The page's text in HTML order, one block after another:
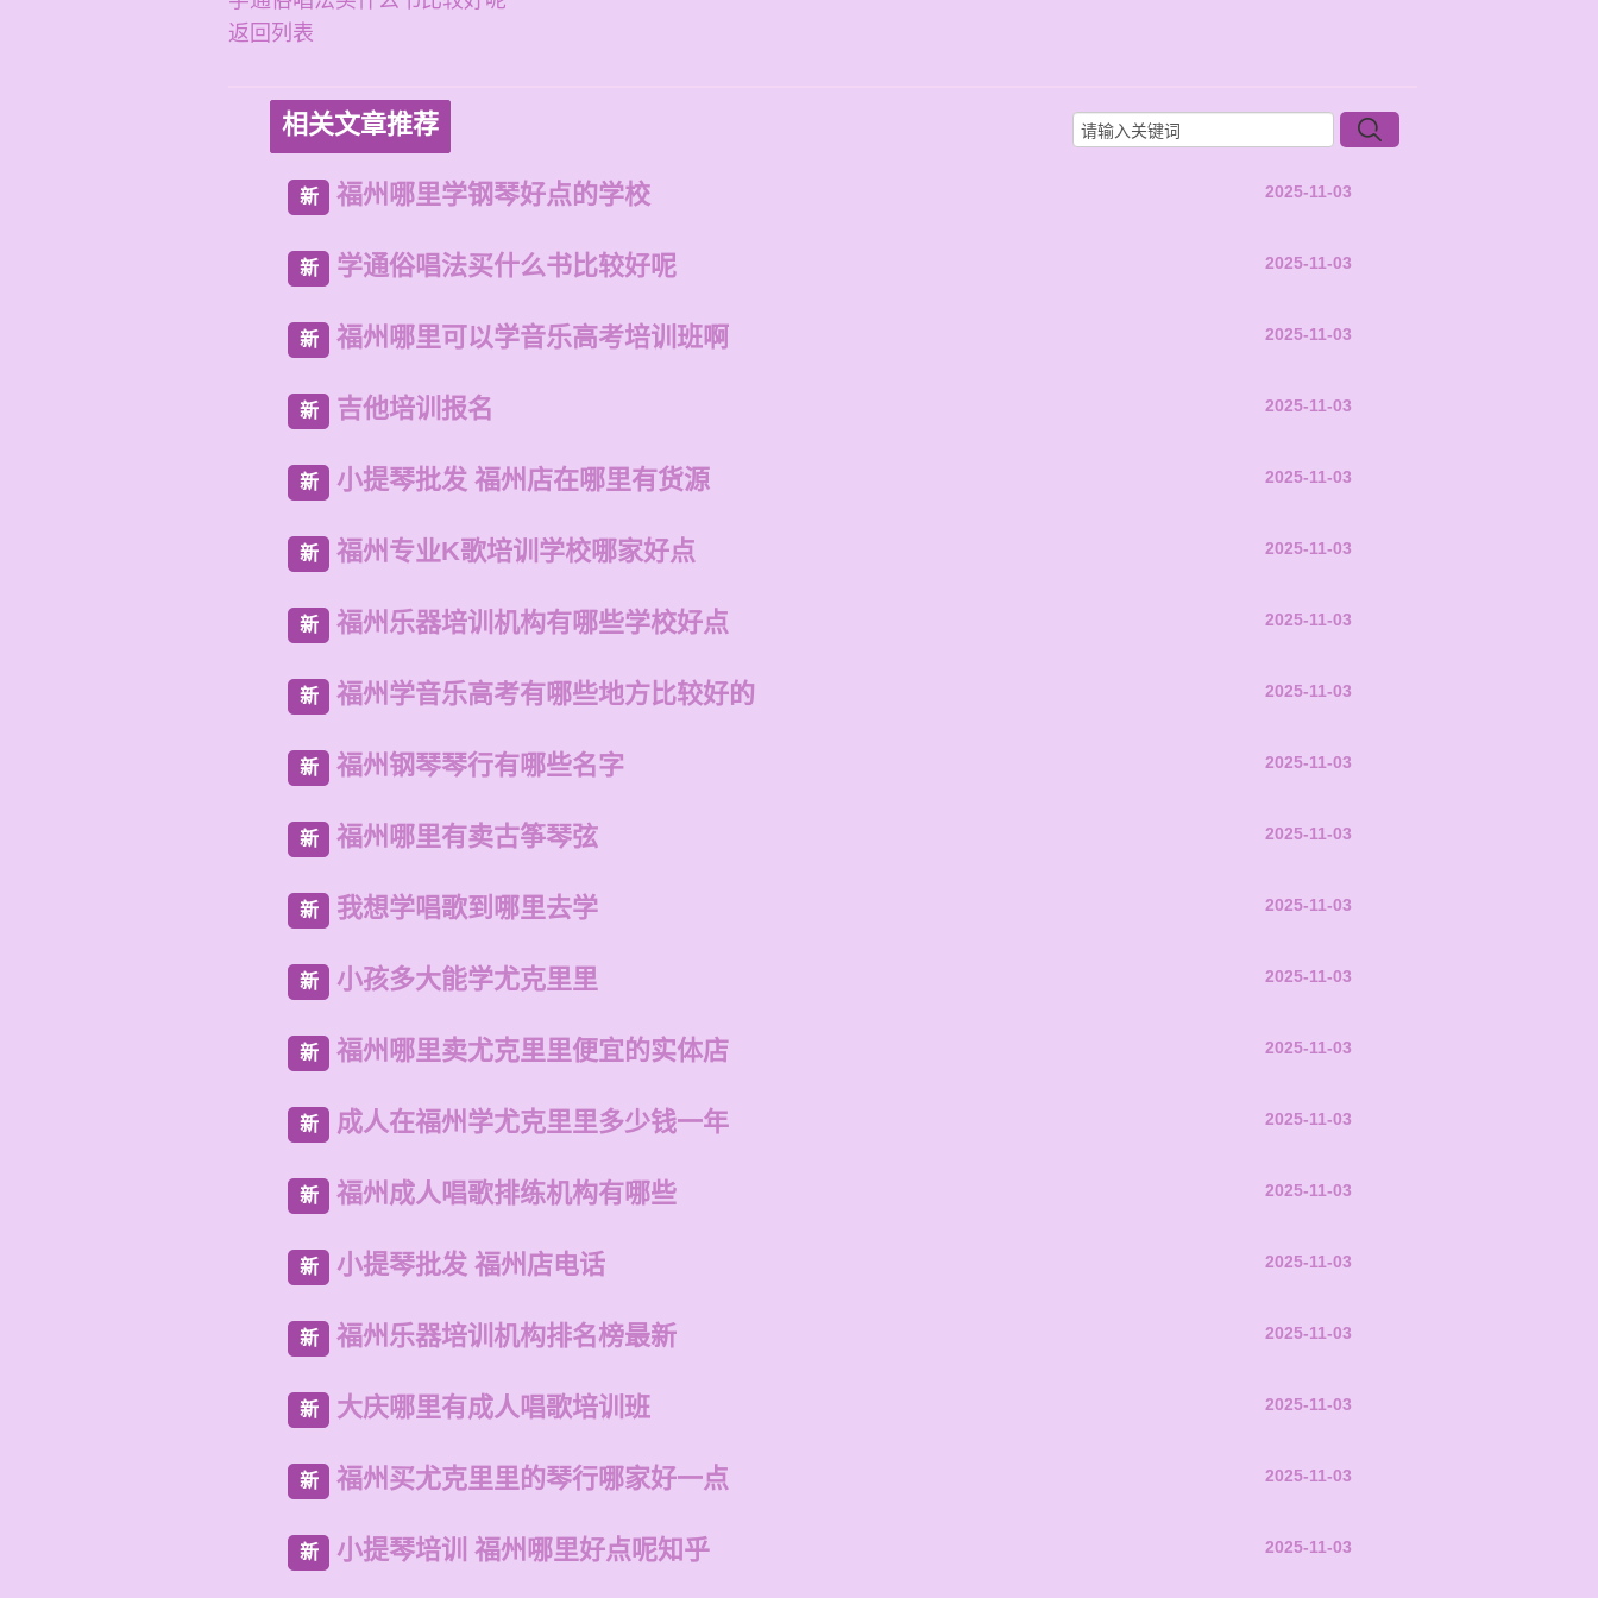
返回列表
相关文章推荐
新 福州哪里学钢琴好点的学校 2025-11-03
新 学通俗唱法买什么书比较好呢 2025-11-03
新 福州哪里可以学音乐高考培训班啊 2025-11-03
新 吉他培训报名 2025-11-03
新 小提琴批发 福州店在哪里有货源 2025-11-03
新 福州专业K歌培训学校哪家好点 2025-11-03
新 福州乐器培训机构有哪些学校好点 2025-11-03
新 福州学音乐高考有哪些地方比较好的 2025-11-03
新 福州钢琴琴行有哪些名字 2025-11-03
新 福州哪里有卖古筝琴弦 2025-11-03
新 我想学唱歌到哪里去学 2025-11-03
新 小孩多大能学尤克里里 2025-11-03
新 福州哪里卖尤克里里便宜的实体店 2025-11-03
新 成人在福州学尤克里里多少钱一年 2025-11-03
新 福州成人唱歌排练机构有哪些 2025-11-03
新 小提琴批发 福州店电话 2025-11-03
新 福州乐器培训机构排名榜最新 2025-11-03
新 大庆哪里有成人唱歌培训班 2025-11-03
新 福州买尤克里里的琴行哪家好一点 2025-11-03
新 小提琴培训 福州哪里好点呢知乎 2025-11-03